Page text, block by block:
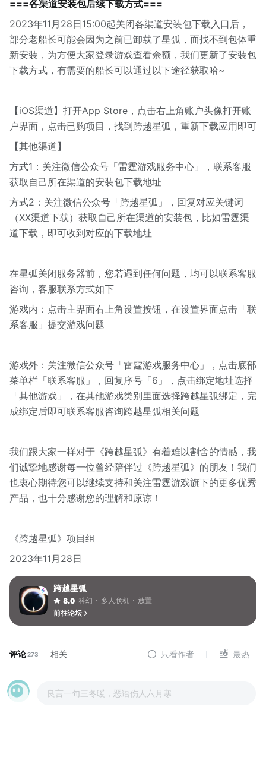
===各渠道安装包后续下载方式===
2023年11月28日15:00起关闭各渠道安装包下载入口后，
部分老船长可能会因为之前已卸载了星弧，而找不到包体重
新安装，为方便大家登录游戏查看余额，我们更新了安装包
下载方式，有需要的船长可以通过以下途径获取哈~
【iOS渠道】打开App Store，点击右上角账户头像打开账
户界面，点击已购项目，找到跨越星弧，重新下载应用即可
【其他渠道】
方式1：关注微信公众号「雷霆游戏服务中心」，联系客服
获取自己所在渠道的安装包下载地址
方式2：关注微信公众号「跨越星弧」，回复对应关键词
（XX渠道下载）获取自己所在渠道的安装包，比如雷霆渠
道下载，即可收到对应的下载地址
在星弧关闭服务器前，您若遇到任何问题，均可以联系客服
咨询，客服联系方式如下
游戏内：点击主界面右上角设置按钮，在设置界面点击「联
系客服」提交游戏问题
游戏外：关注微信公众号「雷霆游戏服务中心」，点击底部
菜单栏「联系客服」，回复序号「6」，点击绑定地址选择
「其他游戏」，在其他游戏类别里面选择跨越星弧绑定，完
成绑定后即可联系客服咨询跨越星弧相关问题
我们跟大家一样对于《跨越星弧》有着难以割舍的情感，我
们诚挚地感谢每一位曾经陪伴过《跨越星弧》的朋友！我们
也衷心期待您可以继续支持和关注雷霆游戏旗下的更多优秀
产品，也十分感谢您的理解和原谅！
《跨越星弧》项目组
2023年11月28日
跨越星弧
8.0 科幻 多人联机
放置
前往论坛
评论273 相关 只看作者 最热
良言一句三冬暖，恶语伤人六月寒